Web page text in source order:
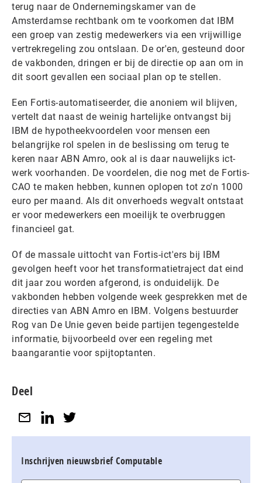
terug naar de Ondernemingskamer van de
Amsterdamse rechtbank om te voorkomen dat IBM
een groep van zestig medewerkers via een vrijwillige
vertrekregeling zou ontslaan. De or'en, gesteund door
de vakbonden, dringen er bij de directie op aan om in
dit soort gevallen een sociaal plan op te stellen.
Een Fortis-automatiseerder, die anoniem wil blijven,
vertelt dat naast de weinig hartelijke ontvangst bij
IBM de hypotheekvoordelen voor mensen een
belangrijke rol spelen in de beslissing om terug te
keren naar ABN Amro, ook al is daar nauwelijks ict-
werk voorhanden. De voordelen, die nog met de Fortis-
CAO te maken hebben, kunnen oplopen tot zo'n 1000
euro per maand. Als dit onverhoeds wegvalt ontstaat
er voor medewerkers een moeilijk te overbruggen
financieel gat.
Of de massale uittocht van Fortis-ict'ers bij IBM
gevolgen heeft voor het transformatietraject dat eind
dit jaar zou worden afgerond, is onduidelijk. De
vakbonden hebben volgende week gesprekken met de
directies van ABN Amro en IBM. Volgens bestuurder
Rog van De Unie geven beide partijen tegengestelde
informatie, bijvoorbeeld over een regeling met
baangarantie voor spijtoptanten.
Deel
Inschrijven nieuwsbrief Computable